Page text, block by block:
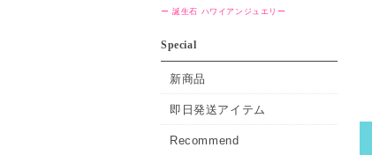
ー 誕生石 ハワイアンジュエリー
Special
新商品
即日発送アイテム
Recommend